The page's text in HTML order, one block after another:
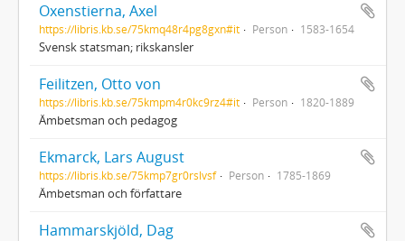
Oxenstierna, Axel
https://libris.kb.se/75kmq48r4pg8gxn#it Person 1583-1654
Svensk statsman; rikskansler
Feilitzen, Otto von
https://libris.kb.se/75kmpm4r0kc9rz4#it Person 1820-1889
Ämbetsman och pedagog
Ekmarck, Lars August
https://libris.kb.se/75kmp7gr0rslvsf Person 1785-1869
Ämbetsman och författare
Hammarskjöld, Dag